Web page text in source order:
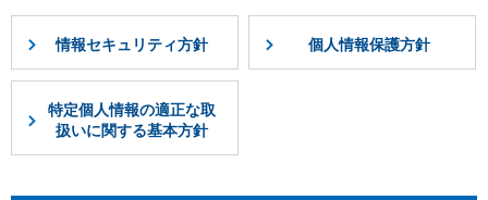
情報セキュリティ方針 個人情報保護方針
特定個人情報の適正な取
扱いに関する基本方針